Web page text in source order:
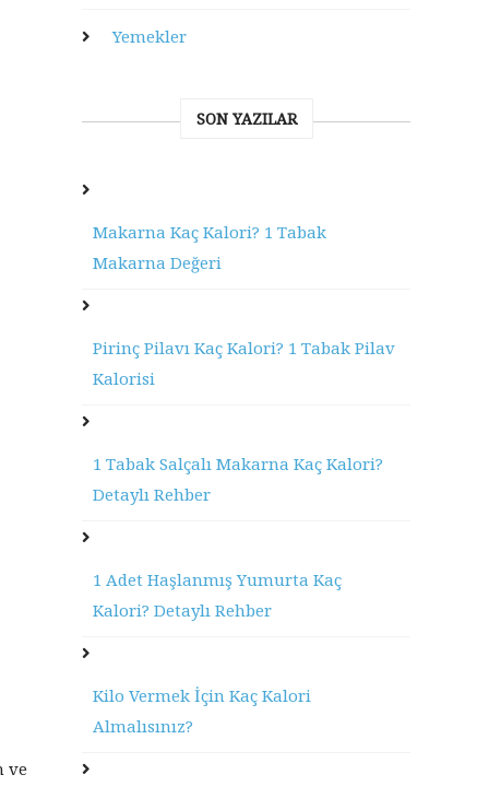
ve
Yemekler
SON YAZILAR
Makarna Kaç Kalori? 1 Tabak
Makarna Değeri
Pirinç Pilavı Kaç Kalori? 1 Tabak Pilav
Kalorisi
1 Tabak Salçalı Makarna Kaç Kalori?
Detaylı Rehber
1 Adet Haşlanmış Yumurta Kaç
Kalori? Detaylı Rehber
Kilo Vermek İçin Kaç Kalori
Almalısınız?